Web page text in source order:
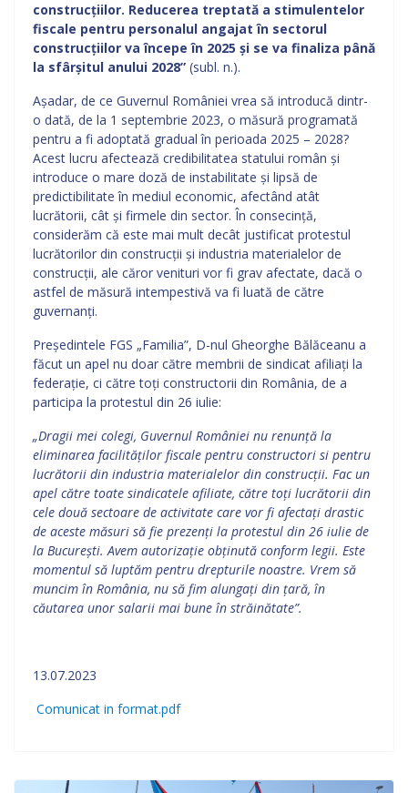
construcțiilor. Reducerea treptată a stimulentelor
fiscale pentru personalul angajat în sectorul
construcțiilor va începe în 2025 și se va finaliza până
la sfârșitul anului 2028” (subl. n.).
Așadar, de ce Guvernul României vrea să introducă dintr-
o dată, de la 1 septembrie 2023, o măsură programată
pentru a fi adoptată gradual în perioada 2025 – 2028?
Acest lucru afectează credibilitatea statului român și
introduce o mare doză de instabilitate și lipsă de
predictibilitate în mediul economic, afectând atât
lucrătorii, cât și firmele din sector. În consecință,
considerăm că este mai mult decât justificat protestul
lucrătorilor din construcții și industria materialelor de
construcții, ale căror venituri vor fi grav afectate, dacă o
astfel de măsură intempestivă va fi luată de către
guvernanți.
Președintele FGS „Familia”, D-nul Gheorghe Bălăceanu a
făcut un apel nu doar către membrii de sindicat afiliați la
federație, ci către toți constructorii din România, de a
participa la protestul din 26 iulie:
„Dragii mei colegi, Guvernul României nu renunță la
eliminarea facilităților fiscale pentru constructori si pentru
lucrătorii din industria materialelor din construcții. Fac un
apel către toate sindicatele afiliate, către toți lucrătorii din
cele două sectoare de activitate care vor fi afectați drastic
de aceste măsuri să fie prezenți la protestul din 26 iulie de
la București. Avem autorizație obținută conform legii. Este
momentul să luptăm pentru drepturile noastre. Vrem să
muncim în România, nu să fim alungați din țară, în
căutarea unor salarii mai bune în străinătate”.
13.07.2023
Comunicat in format.pdf